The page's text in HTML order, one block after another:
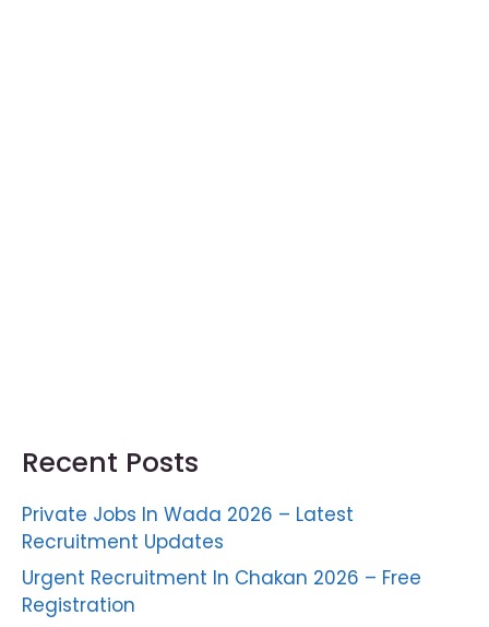
Recent Posts
Private Jobs In Wada 2026 – Latest
Recruitment Updates
Urgent Recruitment In Chakan 2026 – Free
Registration